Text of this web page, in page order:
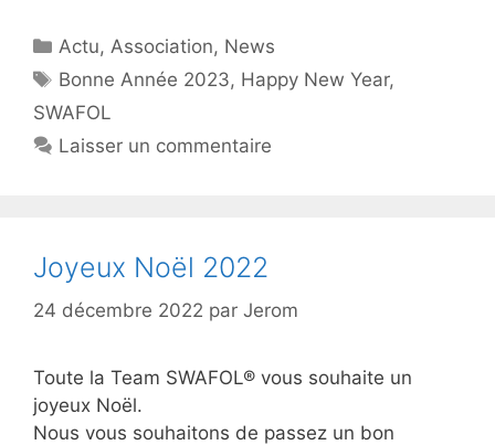
Catégories
Actu,Association, News
Étiquettes
Bonne Année 2023, Happy New Year,
SWAFOL
Laisser un commentaire
Joyeux Noël 2022
24 décembre 2022 par Jerom
Toute la Team SWAFOL® vous souhaite un
joyeux Noël.
Nous vous souhaitons de passez un bon